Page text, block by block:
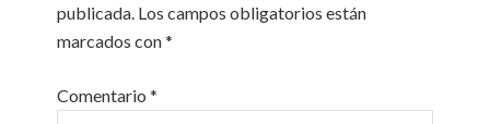
publicada. Los campos obligatorios están
marcados con*
Comentario*